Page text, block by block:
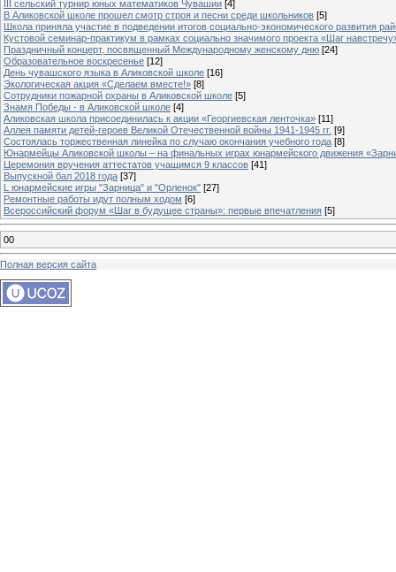
III сельский турнир юных математиков Чувашии [4]
В Аликовской школе прошел смотр строя и песни среди школьников [5]
Школа приняла участие в подведении итогов социально-экономического развития
Кустовой семинар-практикум в рамках социально значимого проекта «Шаг
Праздничный концерт, посвященный Международному женскому дню [24]
Образовательное воскресенье [12]
День чувашского языка в Аликовской школе [16]
Экологическая акция «Сделаем вместе!» [8]
Сотрудники пожарной охраны в Аликовской школе [5]
Знамя Победы - в Аликовской школе [4]
Аликовская школа присоединилась к акции «Георгиевская ленточка» [11]
Аллея памяти детей-героев Великой Отечественной войны 1941-1945 гг. [9]
Cостоялась торжественная линейка по случаю окончания учебного года [8]
Юнармейцы Аликовской школы – на финальных играх юнармейского движения
Церемония вручения аттестатов учащимся 9 классов [41]
Выпускной бал 2018 года [37]
L юнармейские игры "Зарница" и "Орленок" [27]
Ремонтные работы идут полным ходом [6]
Всероссийский форум «Шаг в будущее страны»: первые впечатления [5]
00
Полная версия сайта